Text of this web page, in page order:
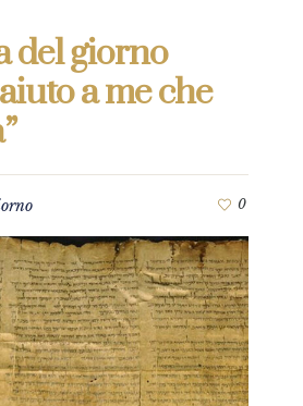
del giorno
a me che
0